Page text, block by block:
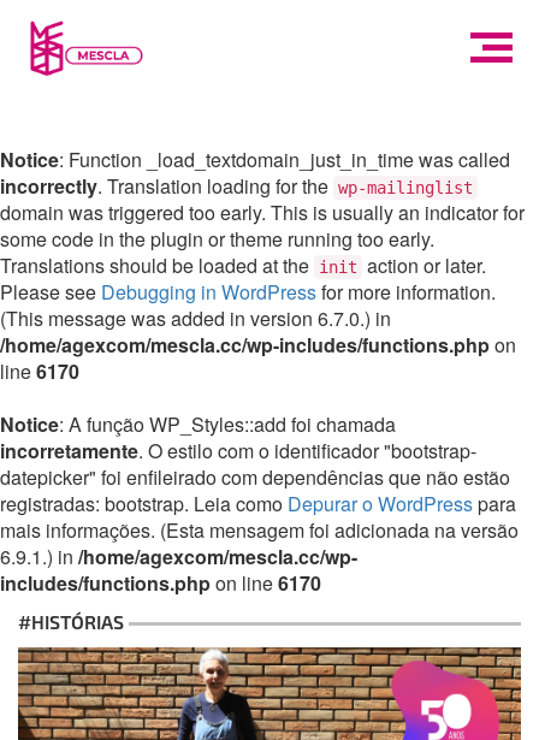
Notice: Function _load_textdomain_just_in_time was called
incorrectly. Translation loading for the wp-mailinglist
domain was triggered too early. This is usually an indicator for
some code in the plugin or theme running too early.
Translations should be loaded at the init action or later.
Please see Debugging in WordPressfor more information.
(This message was added in version 6.7.0.) in
/home/agexcom/mescla.cc/wp-includes/functions.phpon
line6170
Notice: A função WP_Styles::add foi chamada
incorretamente. O estilo com o identificador "bootstrap-
datepicker" foi enfileirado com dependências que não estão
registradas: bootstrap. Leia como Depurar o WordPresspara
mais informações. (Esta mensagem foi adicionada na versão
6.9.1.) in /home/agexcom/mescla.cc/wp-
includes/functions.phpon line6170
#HISTÓRIAS